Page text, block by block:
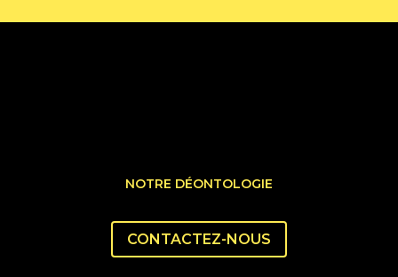
NOTRE DÉONTOLOGIE
CONTACTEZ-NOUS